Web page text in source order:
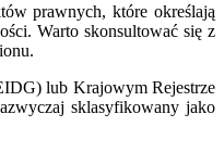
prawnych, które określają
Warto skonsultować się z
lub Krajowym Rejestrze
sklasyfikowany jako